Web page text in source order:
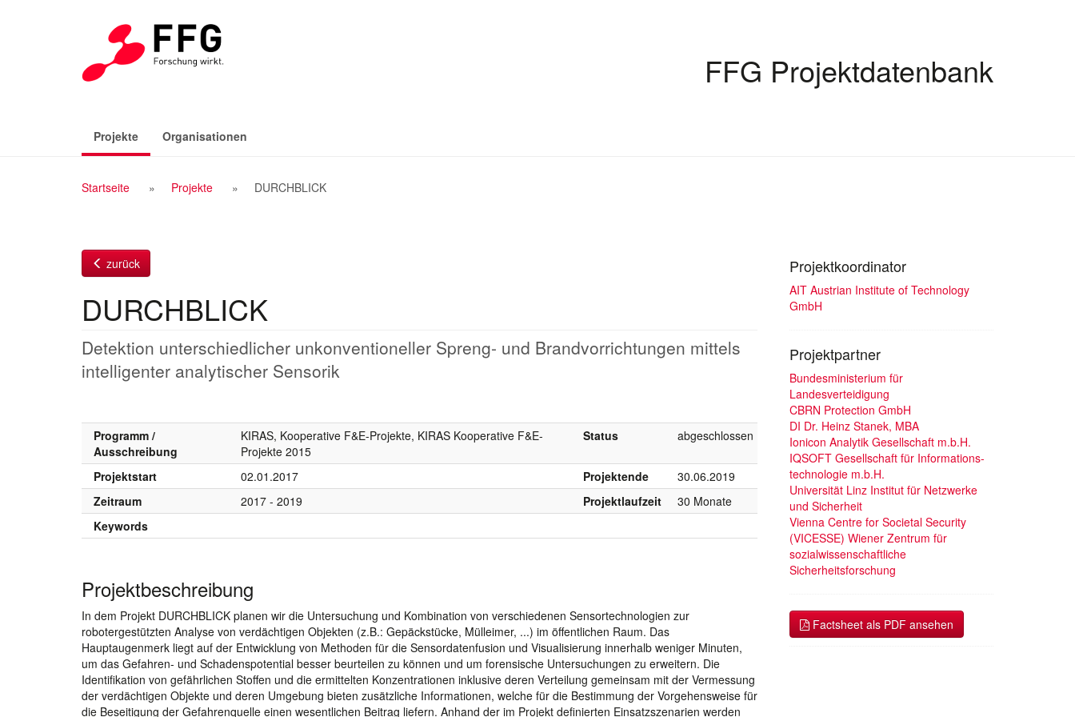
FFG Projektdatenbank
Projekte(aktiv)Organisationen
Breadcrumb
Startseite Projekte DURCHBLICK
zurück
DURCHBLICK
Detektion unterschiedlicher unkonventioneller Spreng- und Brandvorrichtungen mittels
intelligenter analytischer Sensorik
Programm /
Ausschreibung
KIRAS, Kooperative F&E-Projekte, KIRAS Kooperative F&E-
Projekte 2015
Status abgeschlossen
Projektstart 02.01.2017 Projektende
30.06.2019
Zeitraum
2017 - 2019 Projektlaufzeit
30 Monate
Keywords
Projektbeschreibung
In dem Projekt DURCHBLICK planen wir die Untersuchung und Kombination von verschiedenen Sensortechnologien zur
robotergestützten Analyse von verdächtigen Objekten (z.B.: Gepäckstücke, Mülleimer, ...) im öffentlichen Raum. Das
Hauptaugenmerk liegt auf der Entwicklung von Methoden für die Sensordatenfusion und Visualisierung innerhalb weniger Minuten,
um das Gefahren- und Schadenspotential besser beurteilen zu können und um forensische Untersuchungen zu erweitern. Die
Identifikation von gefährlichen Stoffen und die ermittelten Konzentrationen inklusive deren Verteilung gemeinsam mit der Vermessung
der verdächtigen Objekte und deren Umgebung bieten zusätzliche Informationen, welche für die Bestimmung der Vorgehensweise für
die Beseitigung der Gefahrenquelle einen wesentlichen Beitrag liefern. Anhand der im Projekt definierten Einsatzszenarien werden
Projektkoordinator
AIT Austrian Institute of Technology
GmbH
Projektpartner
Bundesministerium für
Landesverteidigung
CBRN Protection GmbH
DI Dr. Heinz Stanek, MBA
Ionicon Analytik Gesellschaft m.b.H.
IQSOFT Gesellschaft für Informations-
technologie m.b.H.
Universität Linz Institut für Netzwerke
und Sicherheit
Vienna Centre for Societal Security
(VICESSE) Wiener Zentrum für
sozialwissenschaftliche
Sicherheitsforschung
Factsheet als PDF ansehen